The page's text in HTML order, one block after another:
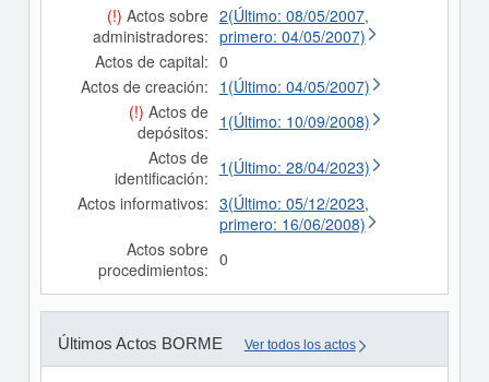
(!) Actos sobre
administradores:
2(Último: 08/05/2007,
primero: 04/05/2007)
Actos de capital: 0
Actos de creación: 1(Último: 04/05/2007)
(!) Actos de
depósitos: 1(Último: 10/09/2008)
Actos de
identificación: 1(Último: 28/04/2023)
Actos informativos: 3(Último: 05/12/2023,
primero: 16/06/2008)
Actos sobre
procedimientos: 0
Últimos Actos BORME Ver todos los actos